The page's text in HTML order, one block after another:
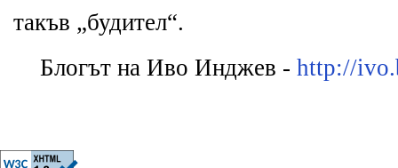
такъв „будител“.
Блогът на Иво Инджев - http://